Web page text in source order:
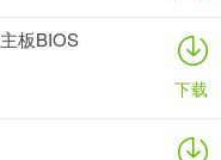
板BIOS
下载